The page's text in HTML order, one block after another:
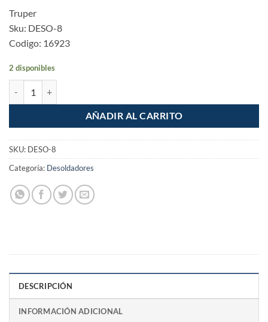
Truper
Sku: DESO-8
Codigo: 16923
2 disponibles
AÑADIR AL CARRITO
SKU: DESO-8
Categoría: Desoldadores
DESCRIPCIÓN
INFORMACIÓN ADICIONAL